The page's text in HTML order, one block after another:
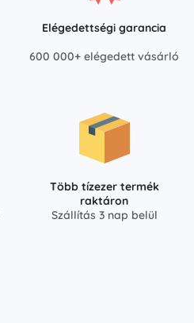
Elégedettségi garancia
600 000+ elégedett vásárló
Több tízezer termék
raktáron
Szállítás 3 nap belül